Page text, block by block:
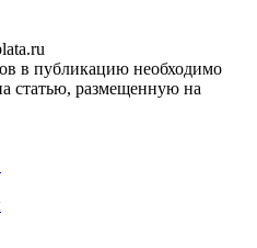
в публикацию необходимо
статью, размещенную на